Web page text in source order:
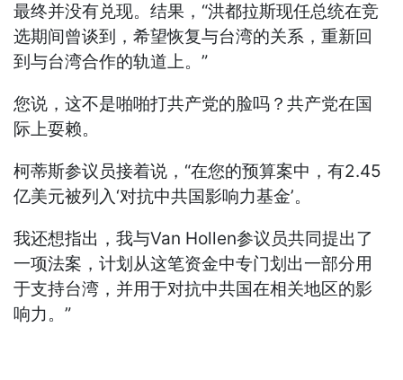
最终并没有兑现。结果，“洪都拉斯现任总统在竞
选期间曾谈到，希望恢复与台湾的关系，重新回
到与台湾合作的轨道上。”
您说，这不是啪啪打共产党的脸吗？共产党在国
际上耍赖。
柯蒂斯参议员接着说，“在您的预算案中，有2.45
亿美元被列入‘对抗中共国影响力基金’。
我还想指出，我与Van Hollen参议员共同提出了
一项法案，计划从这笔资金中专门划出一部分用
于支持台湾，并用于对抗中共国在相关地区的影
响力。”